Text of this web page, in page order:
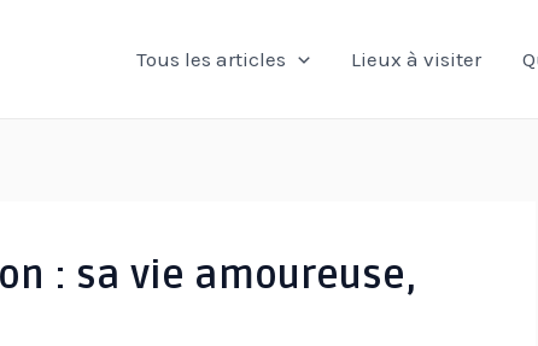
Tous les articles Lieux à visiter
: sa vie amoureuse,